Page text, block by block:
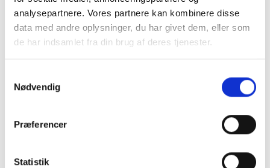
analysepartnere. Vores partnere kan kombinere disse
data med andre oplysninger, du har givet dem, eller som
de har indsamlet fra din brug af deres tjenester.
Nødvendig
Præferencer
Statistik
Wall-mounted, affaldsbeholder med låg, rustfri stål, 30
liter
Flot affaldsspand i børstet rustfri stål til indendørs brug.
Affaldsspanden er i god kvalitet og kan holde til stor
belastning.